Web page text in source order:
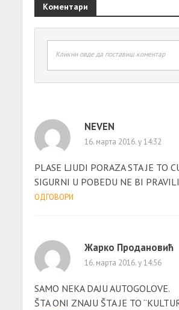
Коментари
Кликни овде да поставиш коментар
NEVEN
16. марта 2016. у 14:32
PLASE LJUDI PORAZA STA JE TO
SIGURNI U POBEDU NE BI
ОДГОВОРИ
Жарко Продановић
16. марта 2016. у 14:56
SAMO NEKA DAJU AUTOGOLOVE.
ŠTA ONI ZNAJU ŠTA JE TO